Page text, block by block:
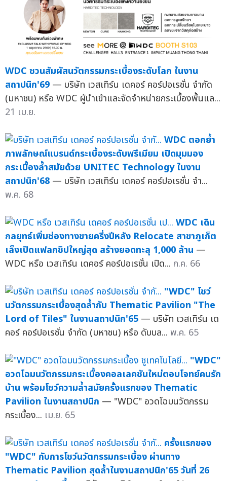
WDC ชวนสัมผัสนวัตกรรมกระเบื้องระดับโลก ในงาน
สถาปนิก'69 — บริษัท เวสเทิร์น เดคอร์ คอร์ปอเรชั่น จำกัด
(มหาชน) หรือ WDC ผู้นำเข้าและจัดจำหน่ายกระเบื้องพื้นแล...
21 เม.ย.
WDC ตอกย้ำ
ภาพลักษณ์แบรนด์กระเบื้องระดับพรีเมียม เปิดมุมมอง
กระเบื้องล้ำสมัยด้วย UNITEC Technology ในงาน
สถาปนิก'68 — บริษัท เวสเทิร์น เดคอร์ คอร์ปอเรชั่น จำ...
พ.ค. 68
WDC เดิน
กลยุทธ์เพิ่มช่องทางขายครึ่งปีหลัง Relocate สาขาภูเก็ต
เล็งเปิดแฟลกชิปใหญ่สุด สร้างยอดทะลุ 1,000 ล้าน —
WDC หรือ เวสเทิร์น เดคอร์ คอร์ปอเรชั่น เปิด... ก.ค. 66
"WDC" โชว์
นวัตกรรมกระเบื้องสุดล้ำกับ Thematic Pavilion "The
Lord of Tiles" ในงานสถาปนิก'65 — บริษัท เวสเทิร์น เด
คอร์ คอร์ปอเรชั่น จำกัด (มหาชน) หรือ ดับบล... พ.ค. 65
"WDC"
อวดโฉมนวัตกรรมกระเบื้องคอลเลคชันใหม่ตอบโจทย์คนรัก
บ้าน พร้อมโชว์ความล้ำสมัยครั้งแรกของ Thematic
Pavilion ในงานสถาปนิก — "WDC" อวดโฉมนวัตกรรม
กระเบื้อง... เม.ย. 65
ครั้งแรกของ
"WDC" กับการโชว์นวัตกรรมกระเบื้อง ผ่านทาง
Thematic Pavilion สุดล้ำในงานสถาปนิก'65 วันที่ 26